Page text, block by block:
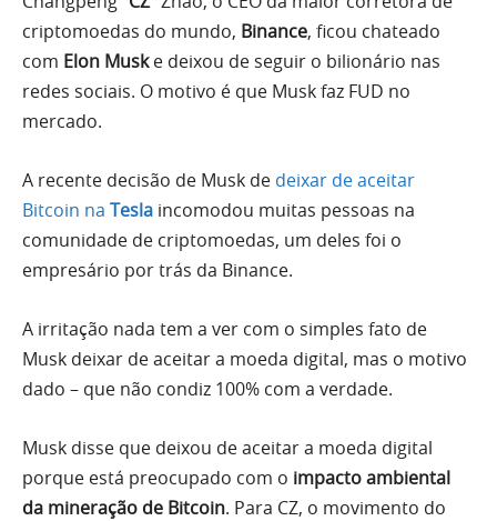
criptomoedas do mundo, Binance, ficou chateado
com Elon Muske deixou de seguir o bilionário nas
redes sociais. O motivo é que Musk faz FUD no
mercado.
A recente decisão de Musk de deixar de aceitar
Bitcoin na Tesla incomodou muitas pessoas na
comunidade de criptomoedas, um deles foi o
empresário por trás da Binance.
A irritação nada tem a ver com o simples fato de
Musk deixar de aceitar a moeda digital, mas o motivo
dado – que não condiz 100% com a verdade.
Musk disse que deixou de aceitar a moeda digital
porque está preocupado com o impacto ambiental
da mineração de Bitcoin. Para CZ, o movimento do